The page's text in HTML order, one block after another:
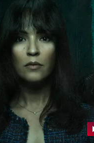
un marido
esta imagen